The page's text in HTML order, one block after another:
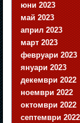
юни 2023
май 2023
април 2023
март 2023
февруари 2023
януари 2023
декември 2022
ноември 2022
октомври 2022
септември 2022